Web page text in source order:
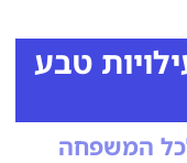
טבע
המשפחה